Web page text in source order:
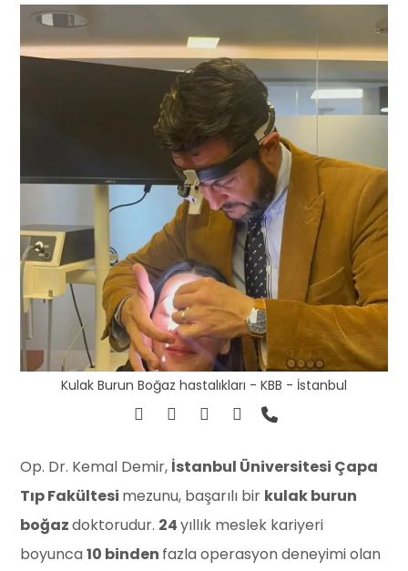
Kulak Burun Boğaz hastalıkları - KBB - İstanbul
Op. Dr. Kemal Demir, İstanbul Üniversitesi Çapa
Tıp Fakültesi mezunu, başarılı bir kulak burun
boğazdoktorudur. 24yıllık meslek kariyeri
boyunca10 binden fazla operasyon deneyimi olan